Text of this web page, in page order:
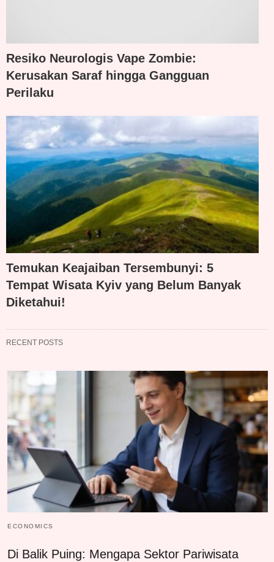
Resiko Neurologis Vape Zombie:
Kerusakan Saraf hingga Gangguan
Perilaku
Temukan Keajaiban Tersembunyi: 5
Tempat Wisata Kyiv yang Belum Banyak
Diketahui!
RECENT POSTS
ECONOMICS
Di Balik Puing: Mengapa Sektor Pariwisata